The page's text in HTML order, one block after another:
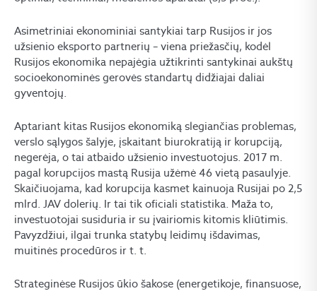
Asimetriniai ekonominiai santykiai tarp Rusijos ir jos
užsienio eksporto partnerių – viena priežasčių, kodėl
Rusijos ekonomika nepajėgia užtikrinti santykinai aukštų
socioekonominės gerovės standartų didžiajai daliai
gyventojų.
Aptariant kitas Rusijos ekonomiką slegiančias problemas,
verslo sąlygos šalyje, įskaitant biurokratiją ir korupciją,
negerėja, o tai atbaido užsienio investuotojus. 2017 m.
pagal korupcijos mastą Rusija užėmė 46 vietą pasaulyje.
Skaičiuojama, kad korupcija kasmet kainuoja Rusijai po 2,5
mlrd. JAV dolerių. Ir tai tik oficiali statistika. Maža to,
investuotojai susiduria ir su įvairiomis kitomis kliūtimis.
Pavyzdžiui, ilgai trunka statybų leidimų išdavimas,
muitinės procedūros ir t. t.
Strateginėse Rusijos ūkio šakose (energetikoje, finansuose,